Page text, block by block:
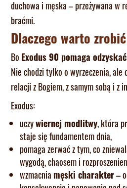
duchowa i męska – przeżywana w
braćmi.
Dlaczego warto
Bo Exodus 90 pomaga
Nie chodzi tylko o wyrzeczenia, ale
relacji z Bogiem, z samym sobą i z
Exodus:
uczywiernej modlitwy, która
staje się fundamentem dnia,
pomaga zerwać z tym, co
wygodą, chaosem i
wzmacnia męski charakter–